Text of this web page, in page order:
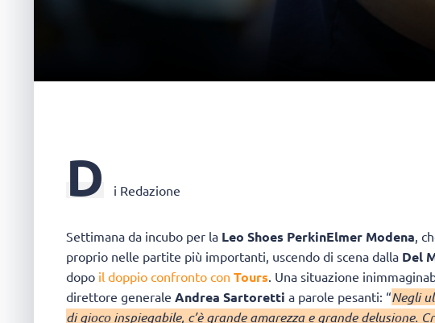
D i Redazione
Settimana da incubo per la Leo Shoes PerkinElmer Modena,
proprio nelle partite più importanti, uscendo di scena dalla Del
dopo il doppio confronto con Tours. Una situazione
direttore generale Andrea Sartoretti a parole pesanti: “Negli
di gioco inspiegabile, c’è grande amarezza e grande delusione.